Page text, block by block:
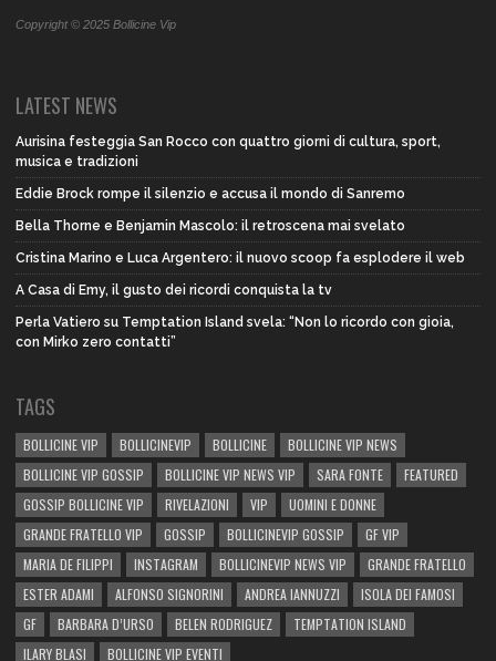
Copyright © 2025 Bollicine Vip
LATEST NEWS
Aurisina festeggia San Rocco con quattro giorni di cultura, sport,
musica e tradizioni
Eddie Brock rompe il silenzio e accusa il mondo di Sanremo
Bella Thorne e Benjamin Mascolo: il retroscena mai svelato
Cristina Marino e Luca Argentero: il nuovo scoop fa esplodere il web
A Casa di Emy, il gusto dei ricordi conquista la tv
Perla Vatiero su Temptation Island svela: “Non lo ricordo con gioia,
con Mirko zero contatti”
TAGS
BOLLICINE VIP BOLLICINEVIP BOLLICINE
BOLLICINE VIP NEWS
BOLLICINE VIP GOSSIP
BOLLICINE VIP NEWS VIP SARA FONTE
FEATURED
GOSSIP BOLLICINE VIP
RIVELAZIONI VIP
UOMINI E DONNE
GRANDE FRATELLO VIP
GOSSIP BOLLICINEVIP GOSSIP
GF VIP
MARIA DE FILIPPI
INSTAGRAM BOLLICINEVIP NEWS VIP
GRANDE FRATELLO
ESTER ADAMI
ALFONSO SIGNORINI ANDREA IANNUZZI
ISOLA DEI FAMOSI
GF
BARBARA D’URSO BELEN RODRIGUEZ
TEMPTATION ISLAND
ILARY BLASI
BOLLICINE VIP EVENTI